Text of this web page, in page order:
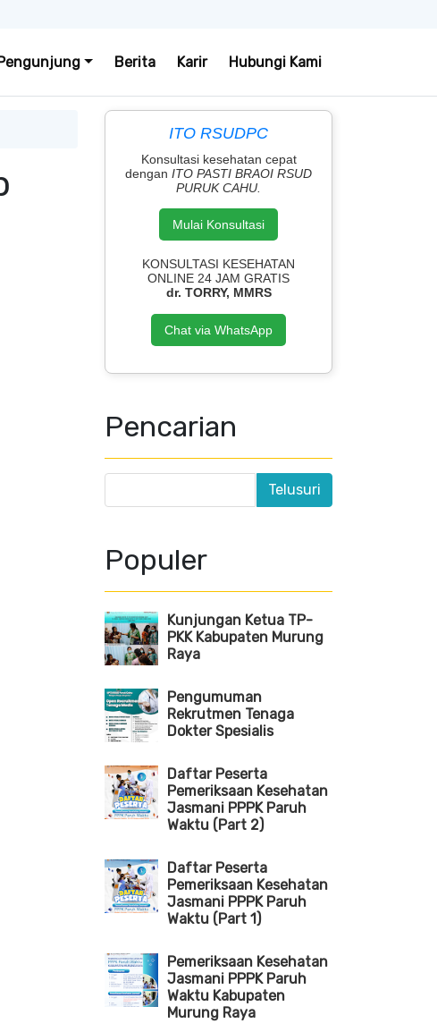
Berita Karir Hubungi Kami
ITO RSUDPC
Konsultasi kesehatan cepat
dengan ITO PASTI BRAOI RSUD
PURUK CAHU.
Mulai Konsultasi
KONSULTASI KESEHATAN
ONLINE 24 JAM GRATIS
dr. TORRY, MMRS
Chat via WhatsApp
Pencarian
Populer
Kunjungan Ketua TP-
PKK Kabupaten Murung
Raya
Pengumuman
Rekrutmen Tenaga
Dokter Spesialis
Daftar Peserta
Pemeriksaan Kesehatan
Jasmani PPPK Paruh
Waktu (Part 2)
Daftar Peserta
Pemeriksaan Kesehatan
Jasmani PPPK Paruh
Waktu (Part 1)
Pemeriksaan Kesehatan
Jasmani PPPK Paruh
Waktu Kabupaten
Murung Raya